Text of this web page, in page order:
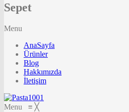
Sepet
Menu
AnaSayfa
Ürünler
Blog
Hakkımızda
İletişim
Menu ≡ ╳